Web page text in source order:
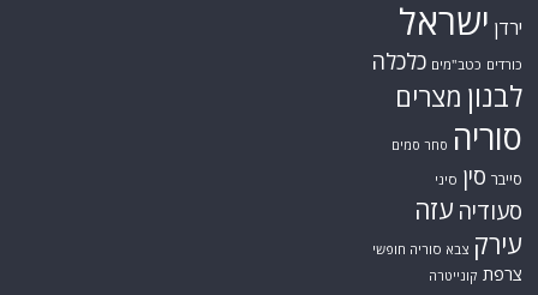
ירדן ישראל
כורדים כטב"מים כלכלה
לבנון מצרים
סוריה סחר סמים
סייבר סין סיני
סעודיה עזה
עירק צבא סוריה חופשי
צרפת קונייטרה